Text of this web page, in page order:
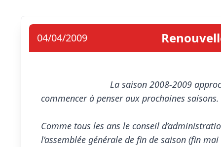
04/04/2009
La saison 2008-2009
commencer à penser aux prochaines saisons.
Comme tous les ans le conseil
l’assemblée générale de fin de saison (fin